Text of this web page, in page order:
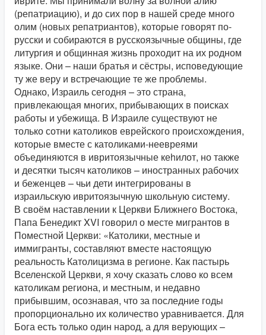
(репатриацию), и до сих пор в нашей среде много
олим (новых репатриантов), которые говорят по-
русски и собираются в русскоязычные общины, где
литургия и общинная жизнь проходит на их родном
языке. Они – наши братья и сёстры, исповедующие
ту же веру и встречающие те же проблемы.
Однако, Израиль сегодня – это страна,
привлекающая многих, прибывающих в поисках
работы и убежища. В Израиле существуют не
только сотни католиков еврейского происхождения,
которые вместе с католиками-неевреями
объединяются в ивритоязычные кеhилот, но также
и десятки тысяч католиков – иностранных рабочих
и беженцев – чьи дети интегрированы в
израильскую ивритоязычную школьную систему.
В своём наставлении к Церкви Ближнего Востока,
Папа Бенедикт XVI говорил о месте мигрантов в
Поместной Церкви: «Католики, местные и
иммигранты, составляют вместе настоящую
реальность Католицизма в регионе. Как пастырь
Вселенской Церкви, я хочу сказать слово ко всем
католикам региона, и местным, и недавно
прибывшим, осознавая, что за последние годы
пропорционально их количество уравнивается. Для
Бога есть только один народ, а для верующих –